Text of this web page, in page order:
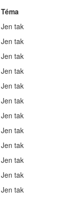
Téma
Jen tak
Jen tak
Jen tak
Jen tak
Jen tak
Jen tak
Jen tak
Jen tak
Jen tak
Jen tak
Jen tak
Jen tak